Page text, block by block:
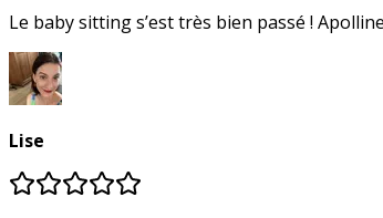
Le baby sitting s’est très bien passé !
Lise